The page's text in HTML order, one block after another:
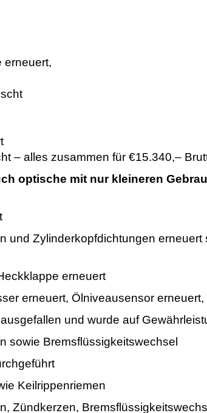
erneuert,
– alles zusammen für €15.340,–
optische mit nur kleineren
und Zylinderkopfdichtungen
erneuert
erneuert, Ölniveausensor
und wurde auf
sowie Bremsflüssigkeitswechsel
Keilrippenriemen
Zündkerzen,